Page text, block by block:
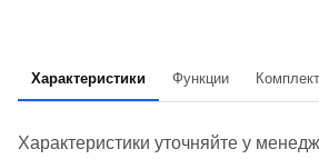
Характеристики Функции
Характеристики уточняйте у